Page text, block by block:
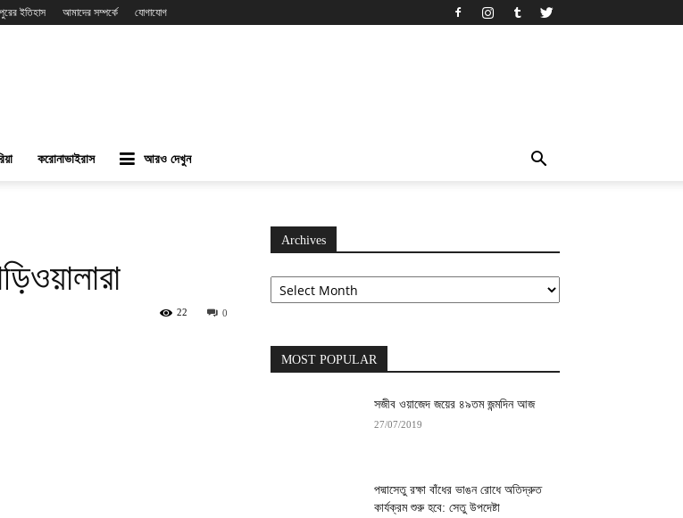
ইতিহাস আমাদের সম্পর্কে যোগাযোগ
করোনাভাইরাস আরও দেখুন
0
22
Archives
Archives
MOST POPULAR
সজীব ওয়াজেদ জয়ের ৪৯তম জন্মদিন আজ
27/07/2019
পদ্মাসেতু রক্ষা বাঁধের ভাঙন রোধে অতিদ্রুত
কার্যক্রম শুরু হবে: সেতু উপদেষ্টা